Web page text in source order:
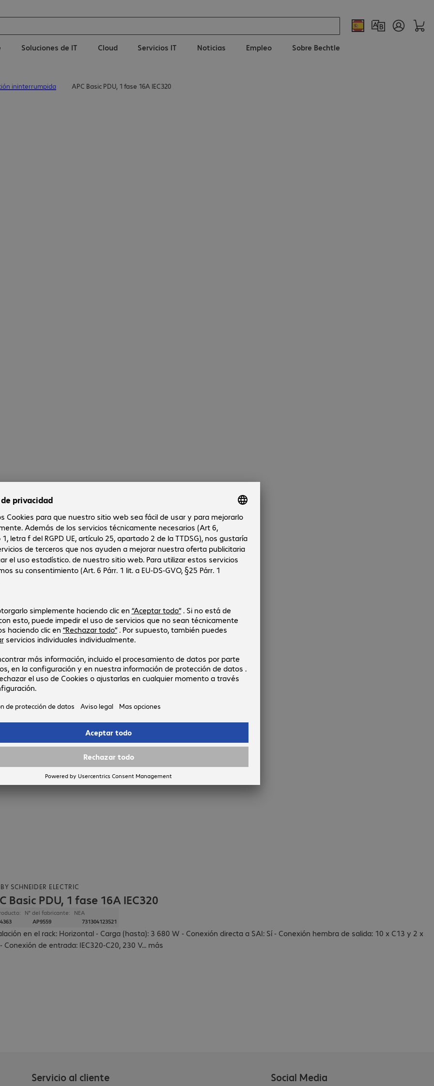
Soluciones de IT Cloud Servicios IT Noticias Empleo Sobre Bechtle
ininterrumpida APC Basic PDU, 1 fase 16A IEC320
SCHNEIDER ELECTRIC
Basic PDU, 1 fase 16A IEC320
N° del fabricante:
AP9559
NEA
731304123521
en el rack: Horizontal - Carga (hasta): 3 680 W - Conexión directa a SAI: Sí - Conexión hembra de salida: 10 x C13 y 2 x
Conexión de entrada: IEC320-C20, 230 V... más
Servicio al cliente Social Media